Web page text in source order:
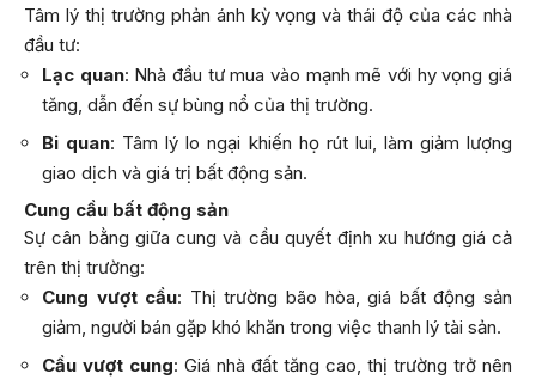
Tâm lý thị trường phản ánh kỳ vọng và thái độ của các nhà
đầu tư:
Lạc quan: Nhà đầu tư mua vào mạnh mẽ với hy vọng giá
tăng, dẫn đến sự bùng nổ của thị trường.
Bi quan: Tâm lý lo ngại khiến họ rút lui, làm giảm lượng
giao dịch và giá trị bất động sản.
Cung cầu bất động sản
Sự cân bằng giữa cung và cầu quyết định xu hướng giá cả
trên thị trường:
Cung vượt cầu: Thị trường bão hòa, giá bất động sản
giảm, người bán gặp khó khăn trong việc thanh lý tài sản.
Cầu vượt cung: Giá nhà đất tăng cao, thị trường trở nên